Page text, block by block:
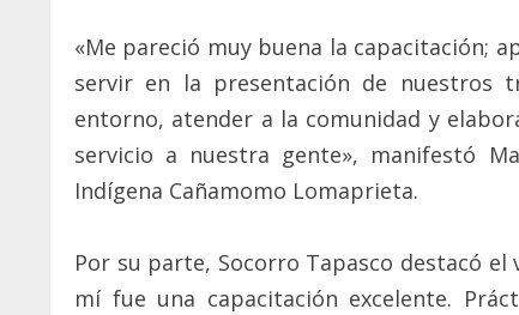
«Me pareció muy buena la capacitación;
servir en la presentación de nuestros
entorno, atender a la comunidad y
servicio a nuestra gente», manifestó
Indígena Cañamomo Lomaprieta.
Por su parte, Socorro Tapasco destacó
mí fue una capacitación excelente.